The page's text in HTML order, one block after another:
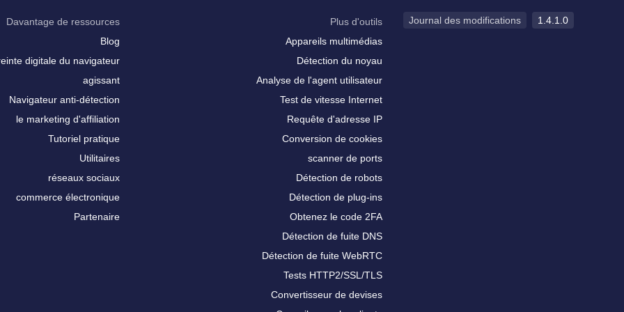
Davantage de ressources
Blog
digitale du navigateur
agissant
Navigateur anti-détection
le marketing d'affiliation
Tutoriel pratique
Utilitaires
réseaux sociaux
commerce électronique
Partenaire
Plus d'outils
Appareils multimédias
Détection du noyau
Analyse de l'agent utilisateur
Test de vitesse Internet
Requête d'adresse IP
Conversion de cookies
scanner de ports
Détection de robots
Détection de plug-ins
Obtenez le code 2FA
Détection de fuite DNS
Détection de fuite WebRTC
Tests HTTP2/SSL/TLS
Convertisseur de devises
Journal des modifications 1.4.1.0